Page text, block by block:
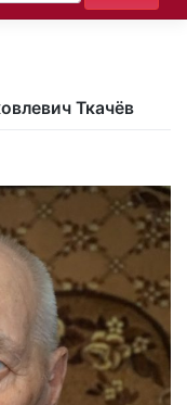
Ткачёв